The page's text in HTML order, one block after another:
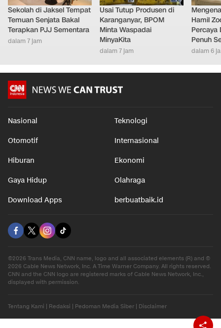
Sekolah di Jaksel Tempat
Temuan Senjata Bakal
Terapkan PJJ Sementara
dalam 7 jam
Usai Tutup Produsen di
Karanganyar, BPOM
Minta Waspadai
MinyaKita
dalam 7 jam
Hamil
Percaya
Penuh
dalam 6
Nasional Teknologi
Otomotif Internasional
Hiburan Ekonomi
Gaya Hidup Olahraga
Download Apps berbuatbaik.id
©2026 Trans Media, CNN name, logo and all associated elements (R) and ©
2026 Cable News Network, Inc. A Time Warner Company. All rights reserved.
CNN and the CNN logo are registered marks of Cable News Network, Inc.,
displayed with permission.
Tentang Kami Redaksi Pedoman Media Siber Disclaimer